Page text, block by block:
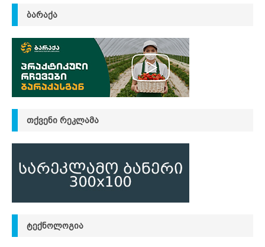
ᲑᲐᲠᲐᲥᲐ
ᲗᲥᲕᲔᲜᲘ ᲠᲔᲙᲚᲐᲛᲐ
ᲢᲔᲥᲜᲝᲚᲝᲒᲘᲐ